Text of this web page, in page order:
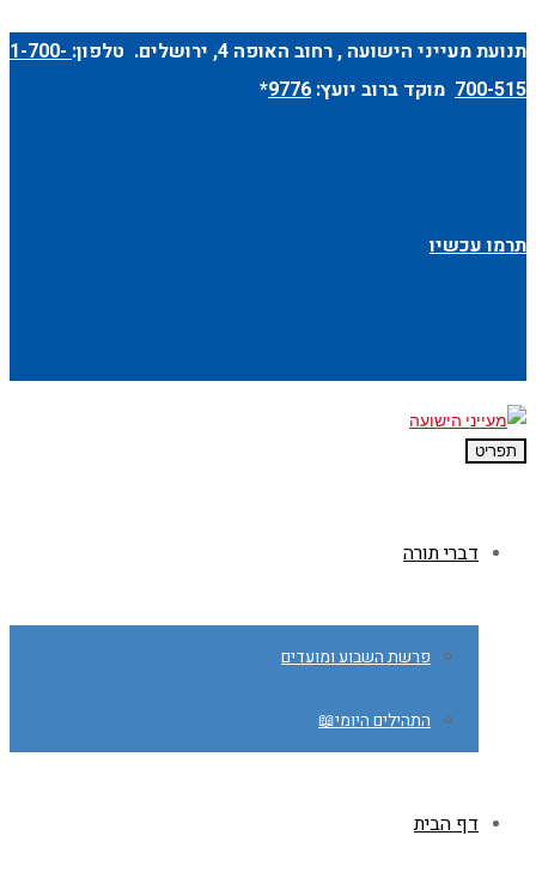
תנועת מעייני הישועה ,רחוב האופה 4 , ירושלים. טלפון: 1-700-
700-515 מוקד ברוב יועץ: 9776
*
תרמו עכשיו
תפריט
דברי תורה
פרשת השבוע ומועדים
התהילים היומי📖
דף הבית